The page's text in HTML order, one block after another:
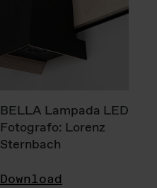
BELLA Lampada LED
Fotografo: Lorenz
Sternbach
Download